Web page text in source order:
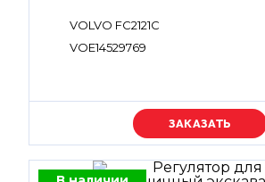
VOLVO FC2121C
VOE14529769
Уточняйте цену